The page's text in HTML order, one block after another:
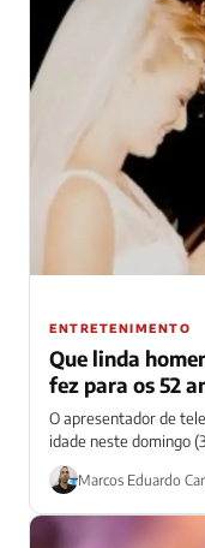
ENTRETENIMENTO
Que linda
fez para os 52
O apresentador de
idade neste domingo
homenagem nas redes...
Marcos Eduardo